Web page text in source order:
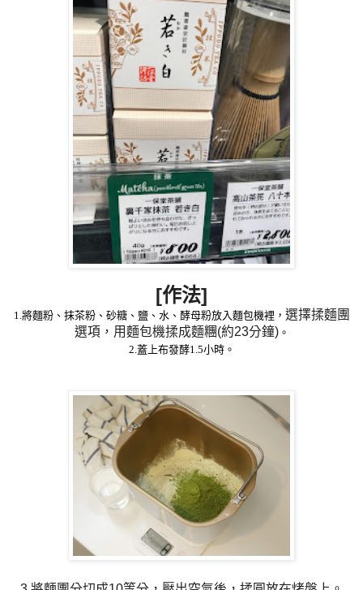
[作法]
1.將麵粉、抹茶粉、砂糖、鹽、水、酵母粉放入麵包機裡 ， 選擇揉麵團
選項，用麵包機揉成麵糰(約23分鐘)。
2.蓋上布發酵1.5小時。